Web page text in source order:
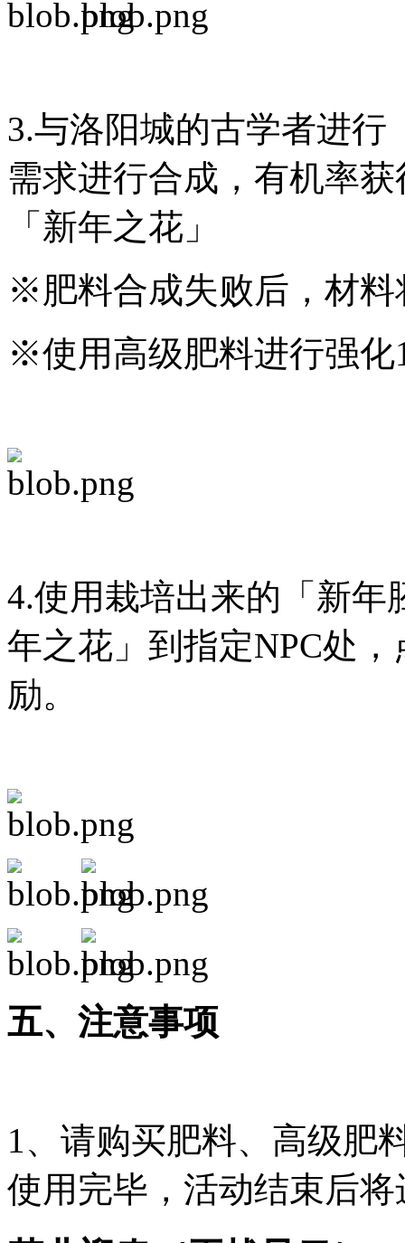
3.与洛阳城的古学者进
需求进行合成，有机率
「新年之花」
※肥料合成失败后，材料
※使用高级肥料进行强化
4.使用栽培出来的「新年
年之花」到指定NPC处
励。
五、注意事项
1、请购买肥料、高级肥
使用完毕，活动结束后